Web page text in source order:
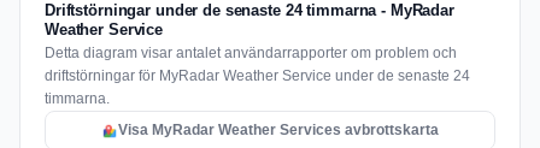
Driftstörningar under de senaste 24 timmarna - MyRadar
Weather Service
Detta diagram visar antalet användarrapporter om problem och
driftstörningar för MyRadar Weather Service under de senaste 24
timmarna.
Visa MyRadar Weather Services avbrottskarta